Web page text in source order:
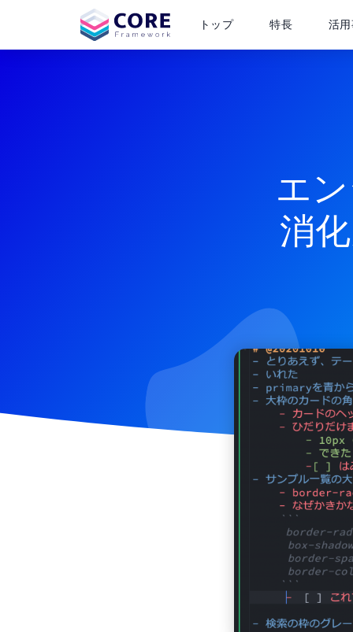
トップ 特長 活
エ
消